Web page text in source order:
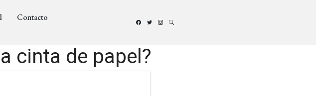
Contacto
cinta de papel?